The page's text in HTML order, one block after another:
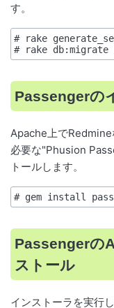
す。
# rake
Passengerの
Apache上で
必要な"Phusion
トールします。
Passengerの
ストール
インストーラを実行